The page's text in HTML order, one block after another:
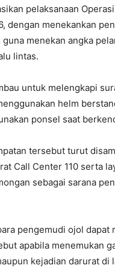
pelaksanaan
dengan menekankan
menekan angka
lintas.
untuk melengkapi
helm
ponsel saat
tersebut turut
Call Center 110 serta
sebagai sarana
pengemudi ojol dapat
apabila menemukan
kejadian darurat di